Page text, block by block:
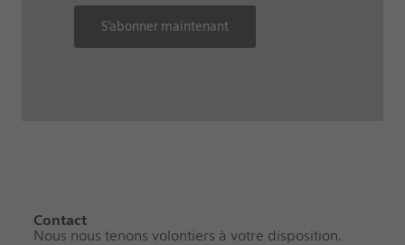
S’abonner maintenant
Contact
Nous nous tenons volontiers à votre disposition.